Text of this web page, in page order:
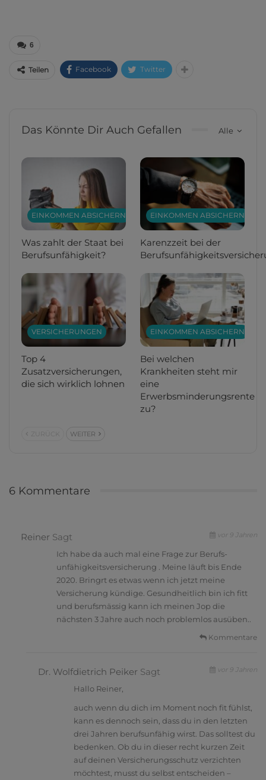
6
Teilen Facebook Twitter
Alle
Das Könnte Dir Auch Gefallen
EINKOMMEN ABSICHERN
Was zahlt der Staat bei
Berufsunfähigkeit?
EINKOMMEN ABSICHERN
Karenzzeit bei der
VERSICHERUNGEN
Top 4
Zusatzversicherungen,
die sich wirklich lohnen
EINKOMMEN ABSICHERN
Bei welchen
Krankheiten steht mir
eine
Erwerbsminderungsrente
zu?
WEITER
6 Kommentare
Reiner Sagt vor 9 Jahren
Ich habe da auch mal eine Frage zur Berufs­
unfähig­keits­versicherung . Meine läuft bis Ende
2020. Bringrt es etwas wenn ich jetzt meine
Versicherung kündige. Gesundheitlich bin ich fitt
und berufsmässig kann ich meinen Jop die
nächsten 3 Jahre auch noch problemlos ausüben..
Kommentare
Dr. Wolfdietrich Peiker Sagt vor 9 Jahren
Hallo Reiner,
auch wenn du dich im Moment noch fit fühlst,
kann es dennoch sein, dass du in den letzten
drei Jahren berufsunfähig wirst. Das solltest du
bedenken. Ob du in dieser recht kurzen Zeit
auf deinen Versicherungsschutz verzichten
möchtest, musst du selbst entscheiden –